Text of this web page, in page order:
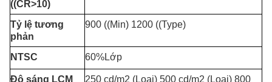
((CR>10)
Tỷ lệ tương
phản
900 ((Min) 1200 ((Type)
NTSC 60%Lớp
Độ sáng LCM
250 cd/m2 (Loại) 500 cd/m2 (Loại) 800